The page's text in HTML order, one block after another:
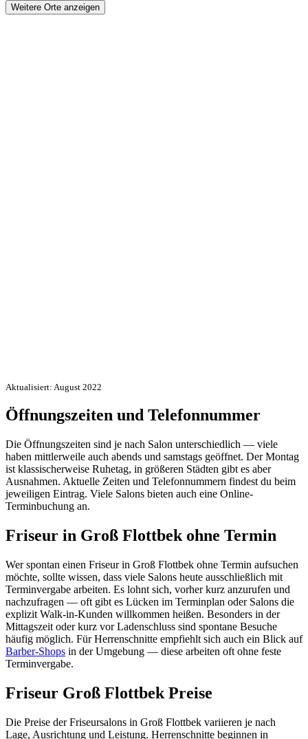
Weitere Orte anzeigen
Aktualisiert: August 2022
Öffnungszeiten und Telefonnummer
Die Öffnungszeiten sind je nach Salon unterschiedlich — viele
haben mittlerweile auch abends und samstags geöffnet. Der Montag
ist klassischerweise Ruhetag, in größeren Städten gibt es aber
Ausnahmen. Aktuelle Zeiten und Telefonnummern findest du beim
jeweiligen Eintrag. Viele Salons bieten auch eine Online-
Terminbuchung an.
Friseur in Groß Flottbek ohne Termin
Wer spontan einen Friseur in Groß Flottbek ohne Termin aufsuchen
möchte, sollte wissen, dass viele Salons heute ausschließlich mit
Terminvergabe arbeiten. Es lohnt sich, vorher kurz anzurufen und
nachzufragen — oft gibt es Lücken im Terminplan oder Salons die
explizit Walk-in-Kunden willkommen heißen. Besonders in der
Mittagszeit oder kurz vor Ladenschluss sind spontane Besuche
häufig möglich. Für Herrenschnitte empfiehlt sich auch ein Blick auf
Barber-Shops in der Umgebung — diese arbeiten oft ohne feste
Terminvergabe.
Friseur Groß Flottbek Preise
Die Preise der Friseursalons in Groß Flottbek variieren je nach
Lage, Ausrichtung und Leistung. Herrenschnitte beginnen in